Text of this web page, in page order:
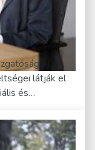
látják el
és…